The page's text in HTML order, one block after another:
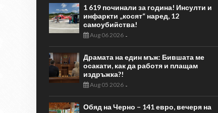
1 619 починали за година! Инсулти и
инфаркти „косят“ наред, 12
самоубийства!
Aug 06 2026 -
Драмата на един мъж: Бившата ме
осакати, как да работя и плащам
издръжка?!
Aug 05 2026 -
Обяд на Черно – 141 евро, вечеря на